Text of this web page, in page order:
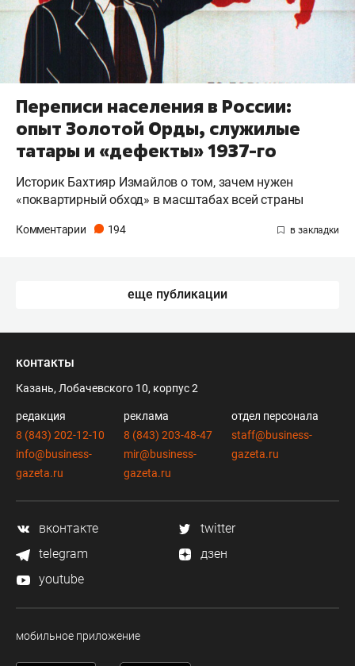
Переписи населения в России:
опыт Золотой Орды, служилые
татары и «дефекты» 1937-го
Историк Бахтияр Измайлов о том, зачем нужен
«поквартирный обход» в масштабах всей страны
Комментарии 194
еще публикации
контакты
Казань, Лобачевского 10, корпус 2
редакция
8 (843) 202-12-10
info@business-
gazeta.ru
реклама
8 (843) 203-48-47
mir@business-
gazeta.ru
отдел персонала
staff@business-
gazeta.ru
вконтакте
twitter
telegram
дзен
youtube
мобильное приложение